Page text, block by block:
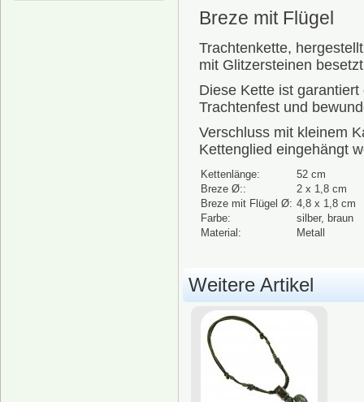
Breze mit Flügel
Trachtenkette,
mit Glitzersteinen
Diese Kette ist
Trachtenfest und
Verschluss mit kleinem
Kettenglied eingehängt
Kettenlänge:
52 cm
Breze Ø::
2 x 1,8 cm
Breze mit Flügel Ø: 4,8 x 1,8 cm
Farbe:
silber, braun
Material:
Metall
Weitere Artikel